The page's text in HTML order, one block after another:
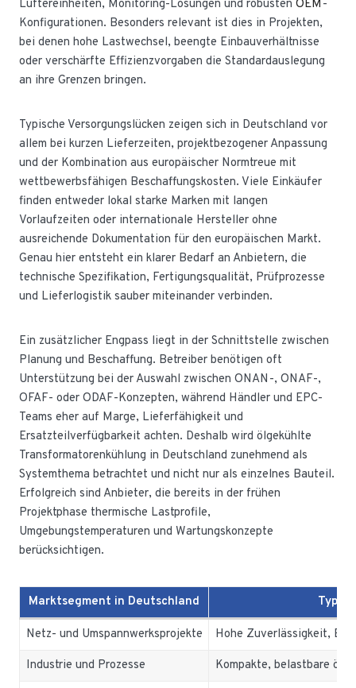
Lüftereinheiten, Monitoring-Lösungen und robusten OEM -
Konfigurationen. Besonders relevant ist dies in Projekten,
bei denen hohe Lastwechsel, beengte Einbauverhältnisse
oder verschärfte Effizienzvorgaben die Standardauslegung
an ihre Grenzen bringen.
Typische Versorgungslücken zeigen sich in Deutschland vor
allem bei kurzen Lieferzeiten, projektbezogener Anpassung
und der Kombination aus europäischer Normtreue mit
wettbewerbsfähigen Beschaffungskosten. Viele Einkäufer
finden entweder lokal starke Marken mit langen
Vorlaufzeiten oder internationale Hersteller ohne
ausreichende Dokumentation für den europäischen Markt.
Genau hier entsteht ein klarer Bedarf an Anbietern, die
technische Spezifikation, Fertigungsqualität, Prüfprozesse
und Lieferlogistik sauber miteinander verbinden.
Ein zusätzlicher Engpass liegt in der Schnittstelle zwischen
Planung und Beschaffung. Betreiber benötigen oft
Unterstützung bei der Auswahl zwischen ONAN-, ONAF-,
OFAF- oder ODAF-Konzepten, während Händler und EPC-
Teams eher auf Marge, Lieferfähigkeit und
Ersatzteilverfügbarkeit achten. Deshalb wird ölgekühlte
Transformatorenkühlung in Deutschland zunehmend als
Systemthema betrachtet und nicht nur als einzelnes Bauteil.
Erfolgreich sind Anbieter, die bereits in der frühen
Projektphase thermische Lastprofile,
Umgebungstemperaturen und Wartungskonzepte
berücksichtigen.
Marktsegment in Deutschland
Netz- und Umspannwerksprojekte Hohe Zuverlässigkeit,
Industrie und Prozesse Kompakte, belastbare